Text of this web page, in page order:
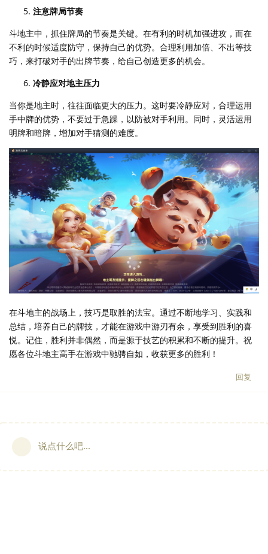
注意牌局节奏
斗地主中，抓住牌局的节奏是关键。在有利的时机加强进攻，而在
不利的时候适度防守，保持自己的优势。合理利用加倍、不出等技
巧，来打破对手的出牌节奏，给自己创造更多的机会。
冷静应对地主压力
当你是地主时，往往面临更大的压力。这时要冷静应对，合理运用
手中牌的优势，不要过于急躁，以防被对手利用。同时，灵活运用
明牌和暗牌，增加对手猜测的难度。
在斗地主的战场上，技巧是取胜的法宝。通过不断地学习、实践和
总结，培养自己的牌技，才能在游戏中游刃有余，享受到胜利的喜
悦。记住，胜利并非偶然，而是源于技艺的积累和不断的提升。祝
愿各位斗地主高手在游戏中驰骋自如，收获更多的胜利！
回复
说点什么吧...